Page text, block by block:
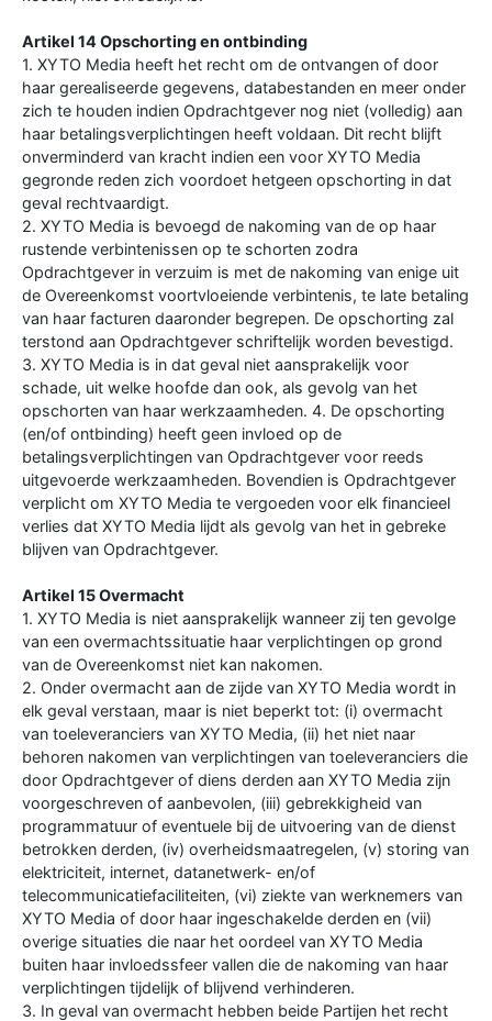
Artikel 14 Opschorting en ontbinding
1. XYTO Media heeft het recht om de ontvangen of door
haar gerealiseerde gegevens, databestanden en meer onder
zich te houden indien Opdrachtgever nog niet (volledig) aan
haar betalingsverplichtingen heeft voldaan. Dit recht blijft
onverminderd van kracht indien een voor XYTO Media
gegronde reden zich voordoet hetgeen opschorting in dat
geval rechtvaardigt.
2. XYTO Media is bevoegd de nakoming van de op haar
rustende verbintenissen op te schorten zodra
Opdrachtgever in verzuim is met de nakoming van enige uit
de Overeenkomst voortvloeiende verbintenis, te late betaling
van haar facturen daaronder begrepen. De opschorting zal
terstond aan Opdrachtgever schriftelijk worden bevestigd.
3. XYTO Media is in dat geval niet aansprakelijk voor
schade, uit welke hoofde dan ook, als gevolg van het
opschorten van haar werkzaamheden. 4. De opschorting
(en/of ontbinding) heeft geen invloed op de
betalingsverplichtingen van Opdrachtgever voor reeds
uitgevoerde werkzaamheden. Bovendien is Opdrachtgever
verplicht om XYTO Media te vergoeden voor elk financieel
verlies dat XYTO Media lijdt als gevolg van het in gebreke
blijven van Opdrachtgever.
Artikel 15 Overmacht
1. XYTO Media is niet aansprakelijk wanneer zij ten gevolge
van een overmachtssituatie haar verplichtingen op grond
van de Overeenkomst niet kan nakomen.
2. Onder overmacht aan de zijde van XYTO Media wordt in
elk geval verstaan, maar is niet beperkt tot: (i) overmacht
van toeleveranciers van XYTO Media, (ii) het niet naar
behoren nakomen van verplichtingen van toeleveranciers die
door Opdrachtgever of diens derden aan XYTO Media zijn
voorgeschreven of aanbevolen, (iii) gebrekkigheid van
programmatuur of eventuele bij de uitvoering van de dienst
betrokken derden, (iv) overheidsmaatregelen, (v) storing van
elektriciteit, internet, datanetwerk- en/of
telecommunicatiefaciliteiten, (vi) ziekte van werknemers van
XYTO Media of door haar ingeschakelde derden en (vii)
overige situaties die naar het oordeel van XYTO Media
buiten haar invloedssfeer vallen die de nakoming van haar
verplichtingen tijdelijk of blijvend verhinderen.
3. In geval van overmacht hebben beide Partijen het recht